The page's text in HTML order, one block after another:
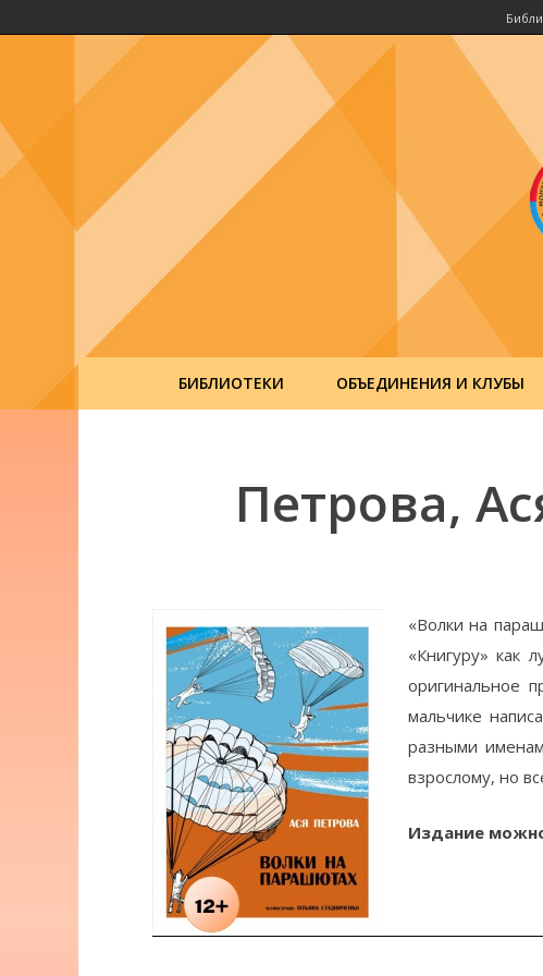
БИБЛИОТЕКИ ОБЪЕДИНЕНИЯ И КЛУБЫ
Петрова,
«Волки на
«Книгуру» как
оригинальное
мальчике
разными
взрослому, но
Издание